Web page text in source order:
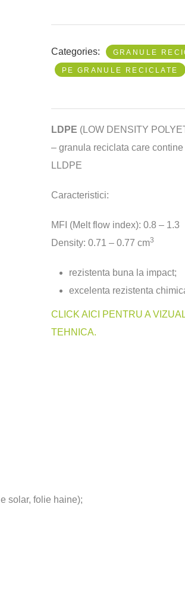
Categories: GRANULE
PE GRANULE RECICLATE
LDPE (LOW DENSITY
– granula reciclata care
LLDPE
Caracteristici:
MFI (Melt flow index): 0.8 – 1.3
Density: 0.71 – 0.77 cm3
rezistenta buna la impact;
excelenta rezistenta
CLICK AICI PENTRU A
TEHNICA.
solar, folie haine);